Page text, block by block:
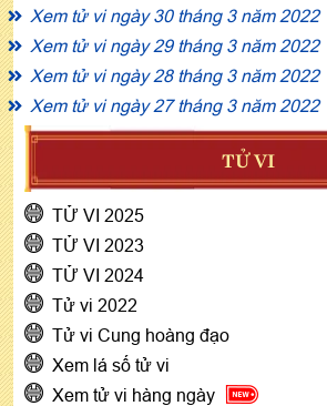
Xem tử vi ngày 30 tháng 3 năm 2022
Xem tử vi ngày 29 tháng 3 năm 2022
Xem tử vi ngày 28 tháng 3 năm 2022
Xem tử vi ngày 27 tháng 3 năm 2022
TỬ VI
TỬ VI 2025
TỬ VI 2023
TỬ VI 2024
Tử vi 2022
Tử vi Cung hoàng đạo
Xem lá số tử vi
Xem tử vi hàng ngày